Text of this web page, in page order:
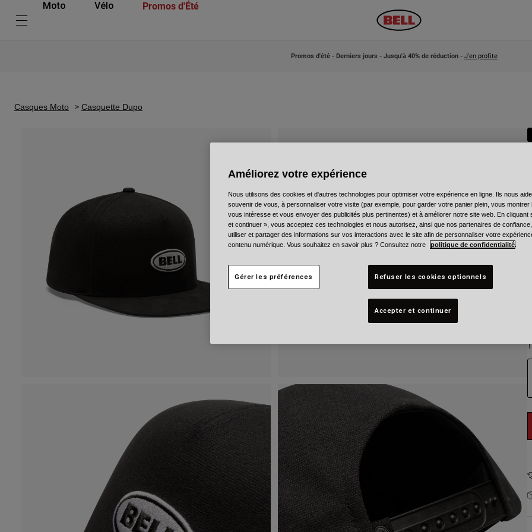
Moto Vélo Promos d'Été
Promos d'été - Derniers jours - Jusqu'à 40% de réduction - J'en profite
Casques Moto Casquette Dupo
Améliorez votre expérience
Nous utilisons des cookies et d'autres technologies pour optimiser votre expérience en ligne. Ils nous
souvenir de vous, à personnaliser votre visite (par exemple, pour garder votre panier plein, vous montrer
vous intéresse et vous envoyer des publicités plus pertinentes) et à améliorer notre site web. En cliquant
et continuer », vous acceptez ces technologies et nous autorisez, ainsi que nos partenaires de confiance,
utiliser et partager des informations sur vos interactions avec le site afin de personnaliser votre
contenu numérique. Vous souhaitez en savoir plus ? Consultez notre
politique de confidentialité
Gérer les préférences Refuser les cookies optionnels
Accepter et continuer